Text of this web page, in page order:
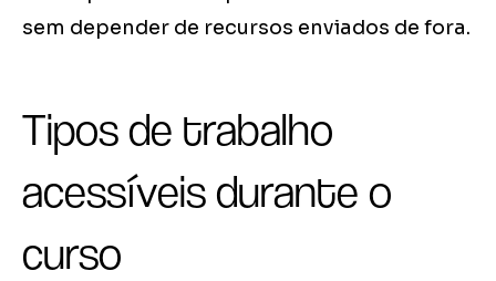
sem depender de recursos enviados de fora.
Tipos de trabalho
acessíveis durante o
curso